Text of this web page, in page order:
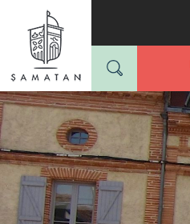
contenu